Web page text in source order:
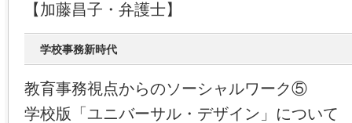
【加藤昌子・弁護士】
学校事務新時代
教育事務視点からのソーシャルワーク⑤
学校版「ユニバーサル・デザイン」について